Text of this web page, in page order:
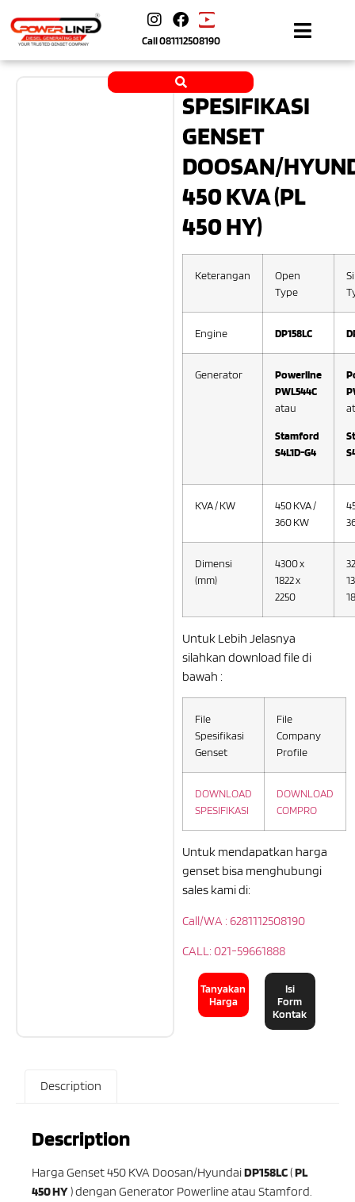
Call081112508190
SPESIFIKASI
GENSET
DOOSAN/
450 KVA (PL
450 HY)
Keterangan
Open
Type
Engine DP158LC
Generator
Powerline
PWL544C
atau
Stamford
S4L1D-G4
KVA / KW
450 KVA /
360 KW
Dimensi
(mm)
4300 x
1822 x
2250
Untuk Lebih Jelasnya
silahkan download file di
bawah :
File
Spesifikasi
Genset
File
Company
Profile
DOWNLOAD
SPESIFIKASI
DOWNLOAD
COMPRO
Untuk mendapatkan harga
genset bisa menghubungi
sales kami di:
Call/WA : 6281112508190
CALL: 021-59661888
Tanyakan
Harga
Isi
Form
Kontak
Description
Description
Harga Genset 450 KVA Doosan/HyundaiDP158LC(PL
450 HY) dengan Generator Powerline atau Stamford.